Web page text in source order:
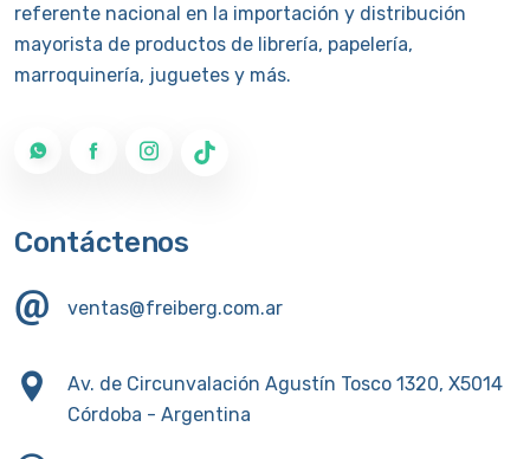
referente nacional en la importación y distribución
mayorista de productos de librería, papelería,
marroquinería, juguetes y más.
Contáctenos
ventas@freiberg.com.ar
Av. de Circunvalación Agustín Tosco 1320, X5014
Córdoba - Argentina